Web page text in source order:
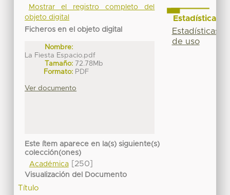
Mostrar el registro completo del
objeto digital
Ficheros en el objeto digital
Nombre:
La Fiesta Espacio.pdf
Tamaño: 72.78Mb
Formato: PDF
Ver documento
Este ítem aparece en la(s) siguiente(s)
colección(ones)
Académica[250]
Visualización del Documento
Título
Estadísticas
Estadísticas
de uso